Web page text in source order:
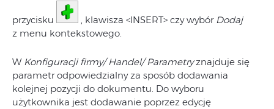
przycisku , klawisza <INSERT> czy wybór Dodaj
z menu kontekstowego.
W Konfiguracji firmy/ Handel/ Parametryznajduje się
parametr odpowiedzialny za sposób dodawania
kolejnej pozycji do dokumentu. Do wyboru
użytkownika jest dodawanie poprzez edycję